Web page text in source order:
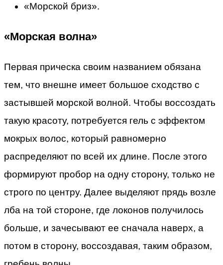
«Морской бриз».
«Морская волна»
Первая прическа своим названием обязана
тем, что внешне имеет большое сходство с
застывшей морской волной. Чтобы воссоздать
такую красоту, потребуется гель с эффектом
мокрых волос, который равномерно
распределяют по всей их длине. После этого
формируют пробор на одну сторону, только не
строго по центру. Далее выделяют прядь возле
лба на той стороне, где локонов получилось
больше, и зачесывают ее сначала наверх, а
потом в сторону, воссоздавая, таким образом,